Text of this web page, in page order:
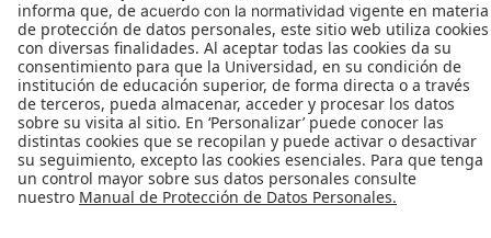
TÉRMINOS Y CONDICIONES
Universidad de los Andes | Vigilada MinEducación